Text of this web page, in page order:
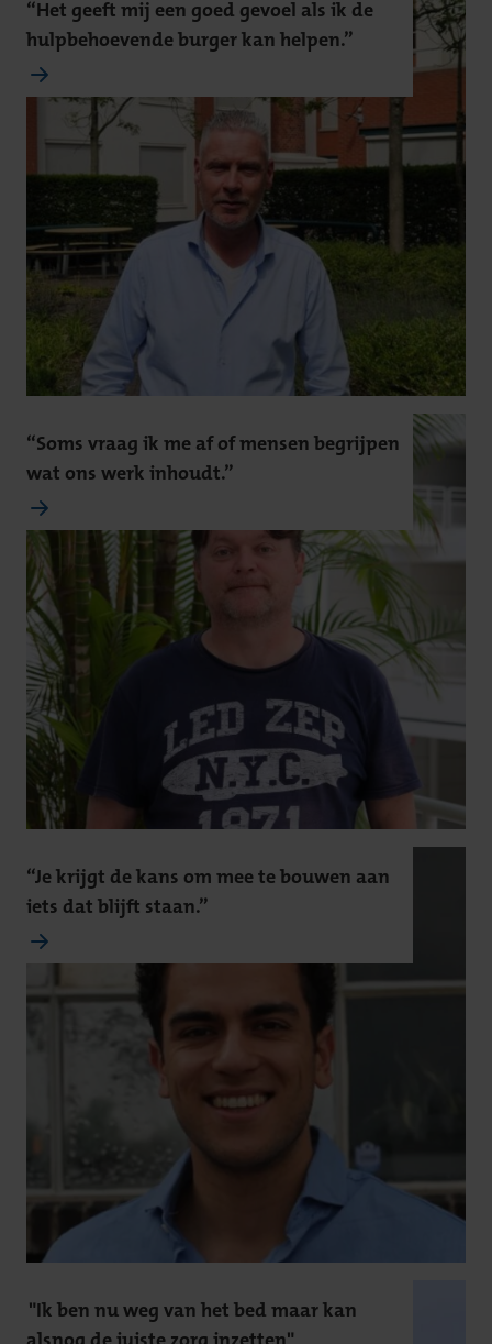
“Het geeft mij een goed gevoel als ik de
hulpbehoevende burger kan helpen.”
“Soms vraag ik me af of mensen begrijpen
wat ons werk inhoudt.”
“Je krijgt de kans om mee te bouwen aan
iets dat blijft staan.”
"Ik ben nu weg van het bed maar kan